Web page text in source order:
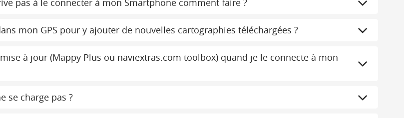
pas à le connecter à mon Smartphone comment faire ?
mon GPS pour y ajouter de nouvelles cartographies téléchargées ?
à jour (Mappy Plus ou naviextras.com toolbox) quand je le connecte à mon
se charge pas ?